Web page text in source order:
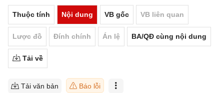
Thuộc tính Nội dung VB gốc VB liên quan
Lược đồ Đính chính Án lệ BA/QĐ cùng nội dung
Tải về
Tải văn bản Báo lỗi